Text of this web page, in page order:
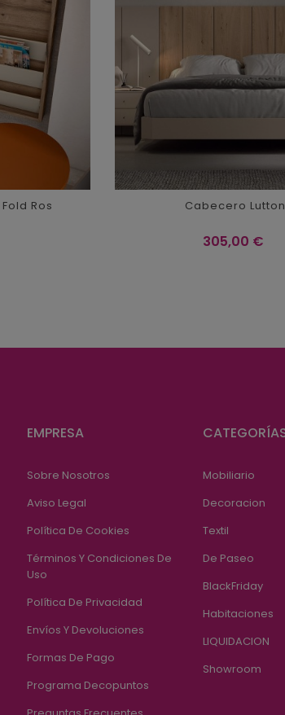
Ros Cabecero Lutton
Precio
305,00 €
EMPRESA
Sobre Nosotros
Aviso Legal
Política De Cookies
Términos Y Condiciones De
Uso
Política De Privacidad
Envíos Y Devoluciones
Formas De Pago
Programa Decopuntos
Mobiliario
Decoracion
Textil
De Paseo
BlackFriday
Habitaciones
LIQUIDACION
Showroom